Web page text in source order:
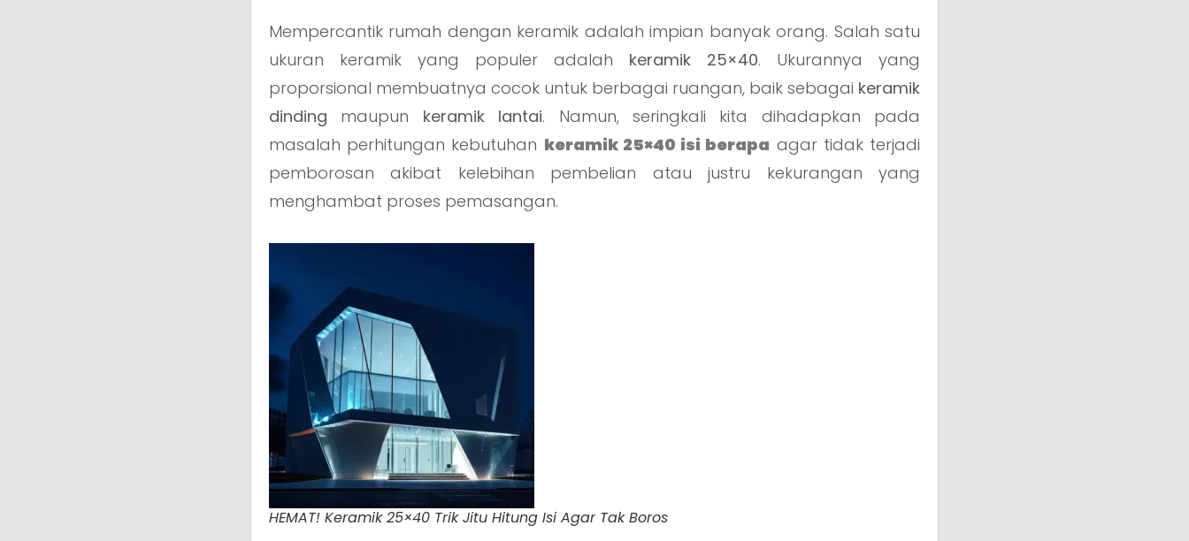
Mempercantik rumah dengan keramik adalah impian banyak orang. Salah satu
ukuran keramik yang populer adalah keramik 25×40. Ukurannya yang
proporsional membuatnya cocok untuk berbagai ruangan, baik sebagai keramik
dinding maupun keramik lantai. Namun, seringkali kita dihadapkan pada
masalah perhitungan kebutuhan keramik 25×40 isi berapa agar tidak terjadi
pemborosan akibat kelebihan pembelian atau justru kekurangan yang
menghambat proses pemasangan.
HEMAT! Keramik 25×40 Trik Jitu Hitung Isi Agar Tak Boros